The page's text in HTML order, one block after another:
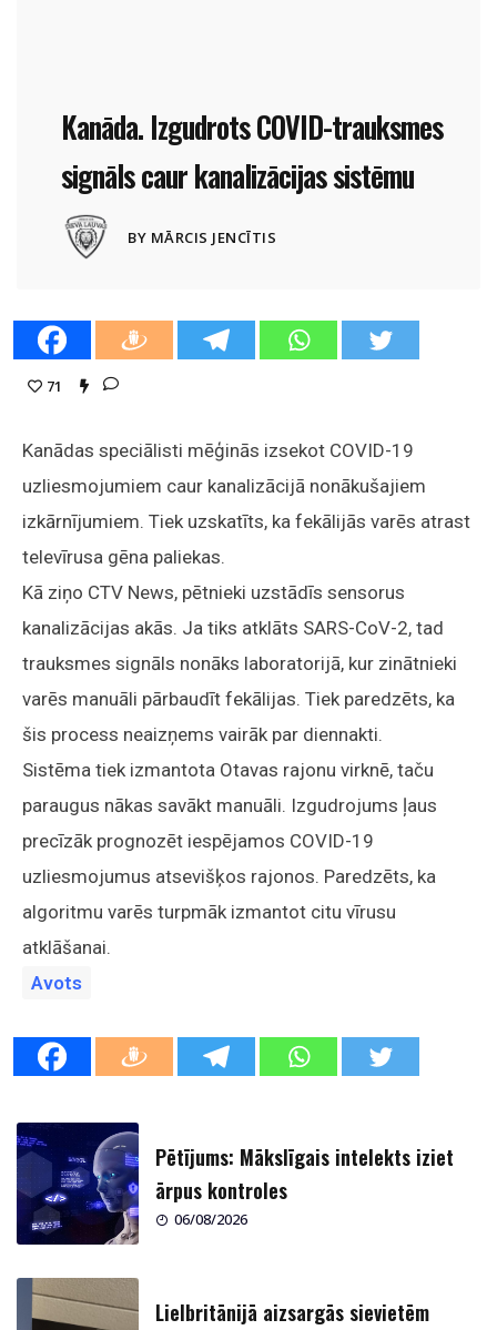
Kanāda. Izgudrots COVID-trauksmes
signāls caur kanalizācijas sistēmu
BY MĀRCIS JENCĪTIS
11 JŪNIJS, 2021
71
Kanādas speciālisti mēģinās izsekot COVID-19
uzliesmojumiem caur kanalizācijā nonākušajiem
izkārnījumiem. Tiek uzskatīts, ka fekālijās varēs atrast
televīrusa gēna paliekas.
Kā ziņo CTV News, pētnieki uzstādīs sensorus
kanalizācijas akās. Ja tiks atklāts SARS-CoV-2, tad
trauksmes signāls nonāks laboratorijā, kur zinātnieki
varēs manuāli pārbaudīt fekālijas. Tiek paredzēts, ka
šis process neaizņems vairāk par diennakti.
Sistēma tiek izmantota Otavas rajonu virknē, taču
paraugus nākas savākt manuāli. Izgudrojums ļaus
precīzāk prognozēt iespējamos COVID-19
uzliesmojumus atsevišķos rajonos. Paredzēts, ka
algoritmu varēs turpmāk izmantot citu vīrusu
atklāšanai.
Avots
Pētījums: Mākslīgais intelekts iziet
ārpus kontroles
06/08/2026
Lielbritānijā aizsargās sievietēm